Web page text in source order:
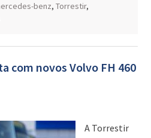
benz, Torrestir,
com novos Volvo FH 460
A Torrestir